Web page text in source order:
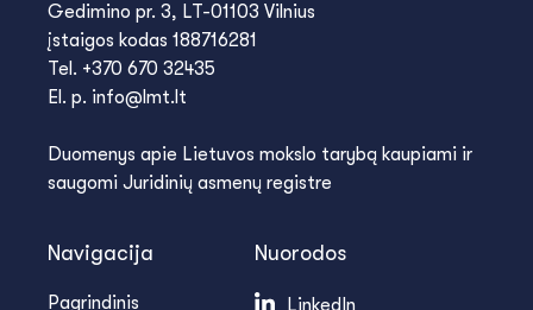
Gedimino pr. 3, LT-01103 Vilnius
įstaigos kodas 188716281
Tel. +370 670 32435
El. p. info@lmt.lt
Duomenys apie Lietuvos mokslo tarybą kaupiami ir
saugomi Juridinių asmenų registre
Navigacija
Pagrindinis
Nuorodos
LinkedIn